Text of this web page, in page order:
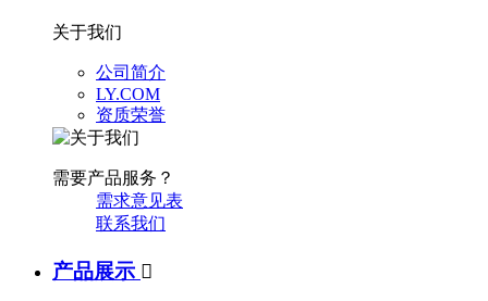
关于我们
公司简介
LY.COM
资质荣誉
需要产品服务？
需求意见表
联系我们
产品展示 